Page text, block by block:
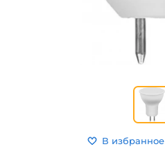
В избранное